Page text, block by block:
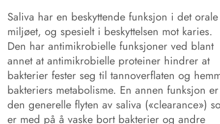
Saliva har en beskyttende funksjon i det orale
miljøet, og spesielt i beskyttelsen mot karies.
Den har antimikrobielle funksjoner ved blant
annet at antimikrobielle proteiner hindrer at
bakterier fester seg til tannoverflaten og
bakteriers metabolisme. En annen funksjon er
den generelle flyten av saliva («clearance»)
er med på å vaske bort bakterier og andre